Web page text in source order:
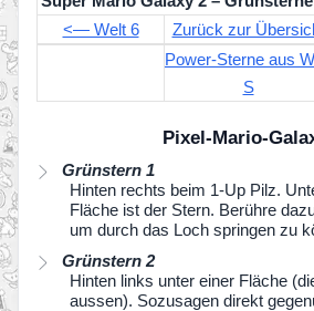
<— Welt 6
Zurück zur
Power-Sterne aus
S
Pixel-Mario-
Grünstern 1
Hinten rechts beim 1-Up Pilz.
Fläche ist der Stern. Berühre
um durch das Loch springen zu
Grünstern 2
Hinten links unter einer Fläche
aussen). Sozusagen direkt